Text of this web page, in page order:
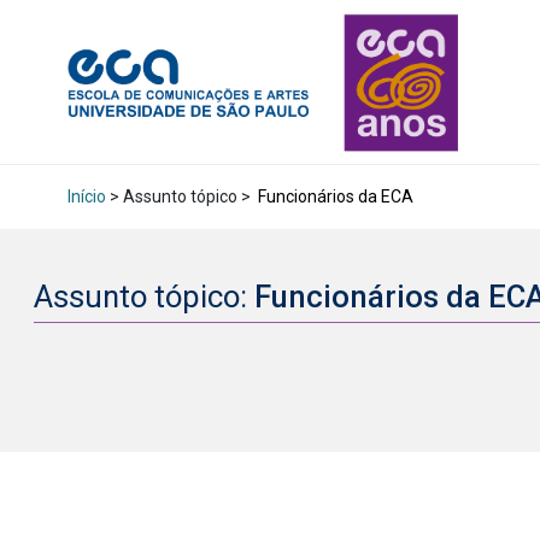
Início > Assunto tópico > Funcionários da ECA
Assunto tópico: Funcionários da